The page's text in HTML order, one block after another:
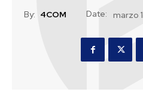
By: 4COM Date: marzo